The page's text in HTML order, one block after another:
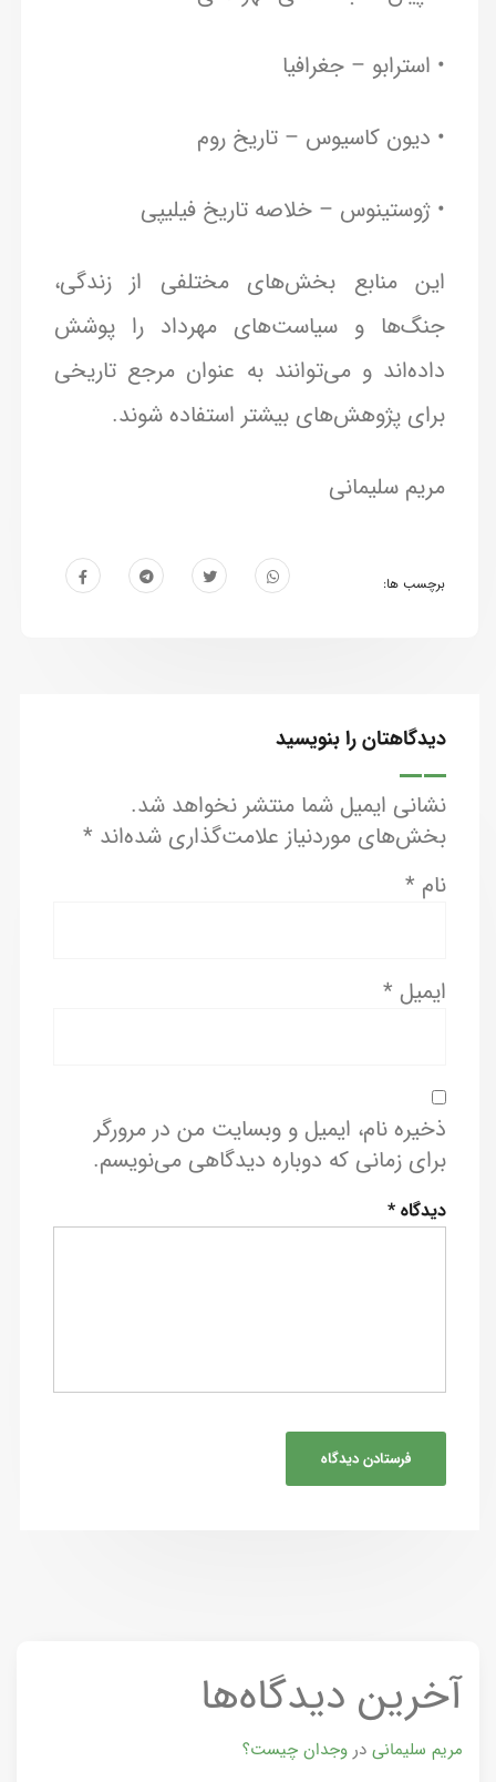
• استرابو – جغرافیا
• دیون کاسیوس – تاریخ روم
• ژوستینوس – خلاصه تاریخ فیلیپی
این منابع بخش‌های مختلفی از زندگی،
جنگ‌ها و سیاست‌های مهرداد را پوشش
داده‌اند و می‌توانند به عنوان مرجع تاریخی
برای پژوهش‌های بیشتر استفاده شوند.
مریم سلیمانی
برچسب ها:
دیدگاهتان را بنویسید
نشانی ایمیل شما منتشر نخواهد شد.
بخش‌های موردنیاز علامت‌گذاری شده‌اند *
نام *
ایمیل *
ذخیره نام، ایمیل و وبسایت من در مرورگر
برای زمانی که دوباره دیدگاهی می‌نویسم.
دیدگاه*
آخرین دیدگاه‌ها
مریم سلیمانی در وجدان چیست؟